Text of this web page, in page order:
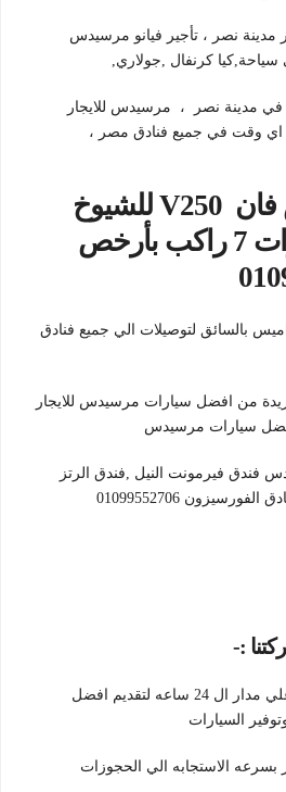
مدينة نصر ، تأجير فيانو مرسيدس
كرنفال ,جولاري,
في مدينة نصر ، مرسيدس للايجار
اي وقت في جميع فنادق مصر ،
ايجار مرسيدس فان V250 للشيوخ
والامراء – سيارات 7 راكب بأرخص
بالسائق لتوصيلات الي جميع فنادق
من افضل سيارات مرسيدس للايجار
سيارات مرسيدس
فندق فيرمونت النيل ,فندق الرتز
01099552706
:-
نعمل علي مدار الاسبوع وعلي مدار ال 24 ساعه لتقديم افضل
السيارات
بسرعه الاستجابه الي الحجوزات